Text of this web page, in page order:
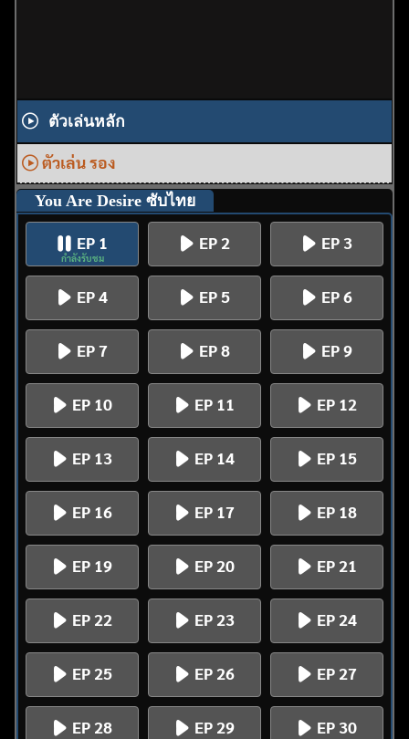
ตัวเล่นหลัก
ตัวเล่น รอง
You Are Desire ซับไทย
EP 1
กำลังรับชม
EP 2 EP 3
EP 4 EP 5 EP 6
EP 7 EP 8 EP 9
EP 10 EP 11 EP 12
EP 13 EP 14 EP 15
EP 16 EP 17 EP 18
EP 19 EP 20 EP 21
EP 22 EP 23 EP 24
EP 25 EP 26 EP 27
EP 28 EP 29 EP 30